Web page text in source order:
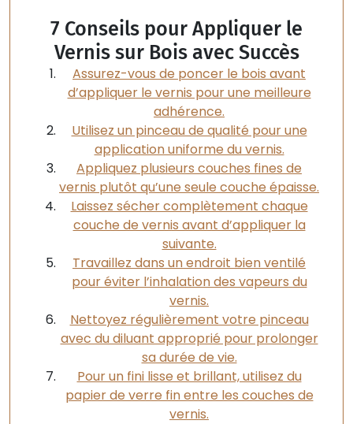
7 Conseils pour Appliquer le
Vernis sur Bois avec Succès
Assurez-vous de poncer le bois avant
d’appliquer le vernis pour une meilleure
adhérence.
Utilisez un pinceau de qualité pour une
application uniforme du vernis.
Appliquez plusieurs couches fines de
vernis plutôt qu’une seule couche épaisse.
Laissez sécher complètement chaque
couche de vernis avant d’appliquer la
suivante.
Travaillez dans un endroit bien ventilé
pour éviter l’inhalation des vapeurs du
vernis.
Nettoyez régulièrement votre pinceau
avec du diluant approprié pour prolonger
sa durée de vie.
Pour un fini lisse et brillant, utilisez du
papier de verre fin entre les couches de
vernis.